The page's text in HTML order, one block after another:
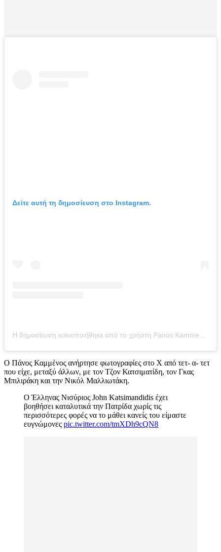
Δείτε αυτή τη δημοσίευση στο Instagram.
Η δημοσίευση κοινοποιήθηκε από το χρήστη Panos Kammenos (@kammenos.panos)
Ο Πάνος Καμμένος ανήρτησε φωτογραφίες στο Χ από τετ- α- τετ
που είχε, μεταξύ άλλων, με τον Τζον Κατσιματίδη, τον Γκας
Μπιλιράκη και την Νικόλ Μαλλιωτάκη.
Ο Έλληνας Νισύριος John Katsimandidis έχει
βοηθήσει καταλυτικά την Πατρίδα χωρίς τις
περισσότερες φορές να το μάθει κανείς του είμαστε
ευγνώμονες pic.twitter.com/tmXDh9cQN8